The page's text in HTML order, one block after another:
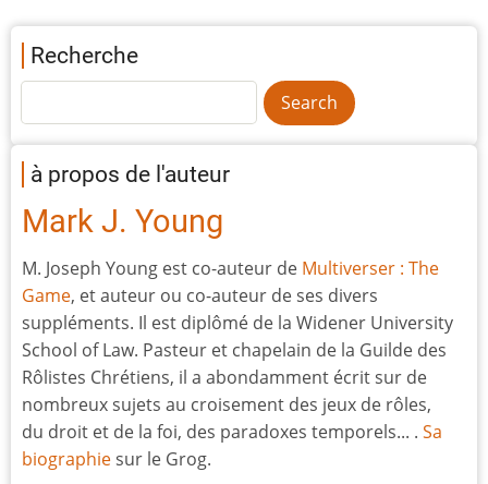
Recherche
à propos de l'auteur
Mark J. Young
M. Joseph Young est co-auteur de Multiverser : The
Game, et auteur ou co-auteur de ses divers
suppléments. Il est diplômé de la Widener University
School of Law. Pasteur et chapelain de la Guilde des
Rôlistes Chrétiens, il a abondamment écrit sur de
nombreux sujets au croisement des jeux de rôles,
du droit et de la foi, des paradoxes temporels... . Sa
biographiesur le Grog.